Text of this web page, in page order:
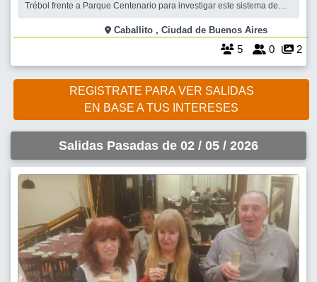
Trébol frente a Parque Centenario para investigar este sistema de
se despliegan nuestras energías y cómo lo seguirán haciendo en
Caballito , Ciudad de Buenos Aires
5 0 2
REGISTRATE PARA VER SALIDAS
EN BASE A TUS INTERESES
Salidas Pasadas de 02 / 05 / 2026